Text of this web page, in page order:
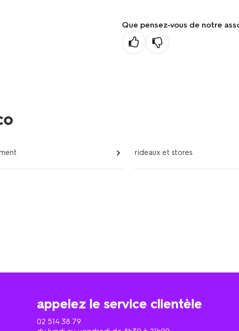
Que pensez-vous de notre
rideaux et stores
appelez le service clientèle
02 514 38 79